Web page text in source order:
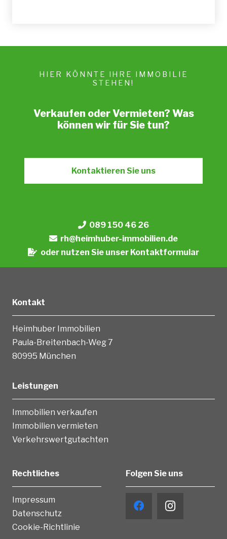
HIER KÖNNTE IHRE IMMOBILIE
STEHEN!
Verkaufen oder Vermieten? Was
können wir für Sie tun?
Kontaktieren Sie uns
089 150 46 26
rh@heimhuber-immobilien.de
oder nutzen Sie unser Kontaktformular
Kontakt
Heimhuber Immobilien
Paula-Breitenbach-Weg 7
80995 München
Leistungen
Immobilien verkaufen
Immobilien vermieten
Verkehrswertgutachten
Rechtliches
Impressum
Datenschutz
Cookie-Richtlinie
Folgen Sie uns